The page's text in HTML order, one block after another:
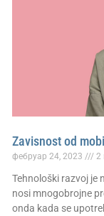
Zavisnost od
фебруар 24, 2023 2
Tehnološki razvoj je
nosi mnogobrojne
onda kada se